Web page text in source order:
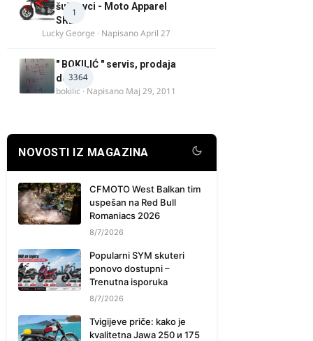
1
šuškavci - Moto Apparel
SRB
Lucky George · NapisanoApril 27
3364
" BOKILIĆ " servis, prodaja
delova
bokilic · Napisano Maj 29, 2011
NOVOSTI IZ MAGAZINA
CFMOTO West Balkan tim
uspešan na Red Bull
Romaniacs 2026
8/7/2026
Popularni SYM skuteri
ponovo dostupni –
Trenutna isporuka
8/7/2026
Tvigijeve priče: kako je
kvalitetna Jawa 250 и 175